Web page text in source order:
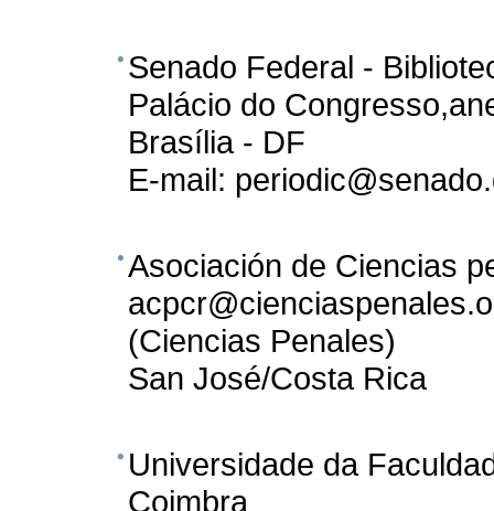
Senado Federal -
Palácio do
Brasília - DF
E-mail:
Asociación de Ciencias
(Ciencias Penales)
San José/Costa Rica
Universidade da
Coimbra